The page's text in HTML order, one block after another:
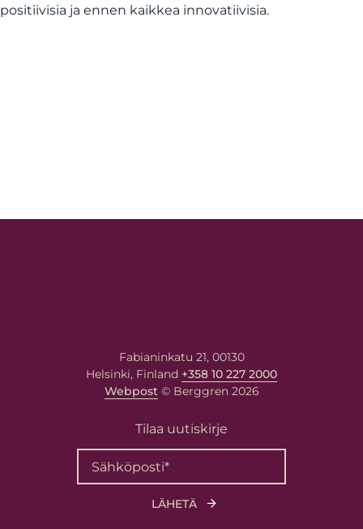
positiivisia ja ennen kaikkea innovatiivisia.
Fabianinkatu 21, 00130
Helsinki, Finland +358 10 227 2000
Webpost© Berggren 2026
Tilaa uutiskirje